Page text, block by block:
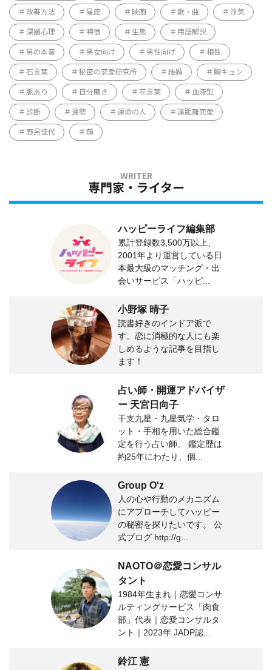
改善方法 星座 映画 歌・曲 浮気
深層心理 特徴 生態 用語解説
男の本音 男女向け 男性向け 相性
石言葉 秘密の恋愛研究所 結婚 胸キュン
脈あり 自分磨き 花言葉 血液型
診断 運勢 運命の人 遠距離恋愛
野呂佳代 顔
専門家・ライター
ハッピーライフ編集部
累計登録数3,500万以上、
2001年より運営している日
本最大級のマッチング・出
会いサービス「ハッピ...
小野塚 晴子
読書好きのインドア派で
す。恋に消極的な人にも楽
しめるような記事を目指し
ます！
占い師・開運アドバイザ
ー 天宮日向子
干支九星・九星気学・タロ
ット・手相を用いた総合鑑
定を行う占い師。 鑑定歴は
約25年にわたり、個...
Group O'z
人の心や行動のメカニズム
にアプローチしてハッピー
の秘密を探りたいです。 公
式ブログ http://g...
NAOTO＠恋愛コンサル
タント
1984年生まれ｜恋愛コンサ
ルティングサービス「肉食
部」代表｜恋愛コンサルタ
ント｜2023年 JADP認...
鈴江 憲